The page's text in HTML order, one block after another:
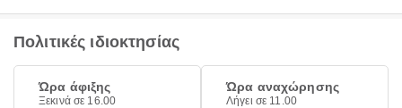
Πολιτικές ιδιοκτησίας
Ώρα άφιξης
Ξεκινά σε 16.00
Ώρα αναχώρησης
Λήγει σε 11.00